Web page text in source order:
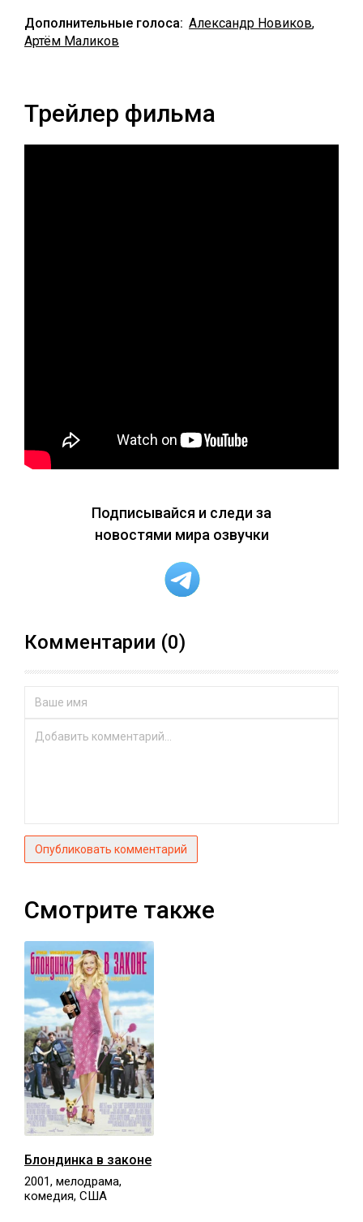
Дополнительные голоса: Александр Новиков,
Артём Маликов
Трейлер фильма
Подписывайся и следи за
новостями мира озвучки
Комментарии (0)
Опубликовать комментарий
Смотрите также
Блондинка в законе
2001, мелодрама,
комедия, США